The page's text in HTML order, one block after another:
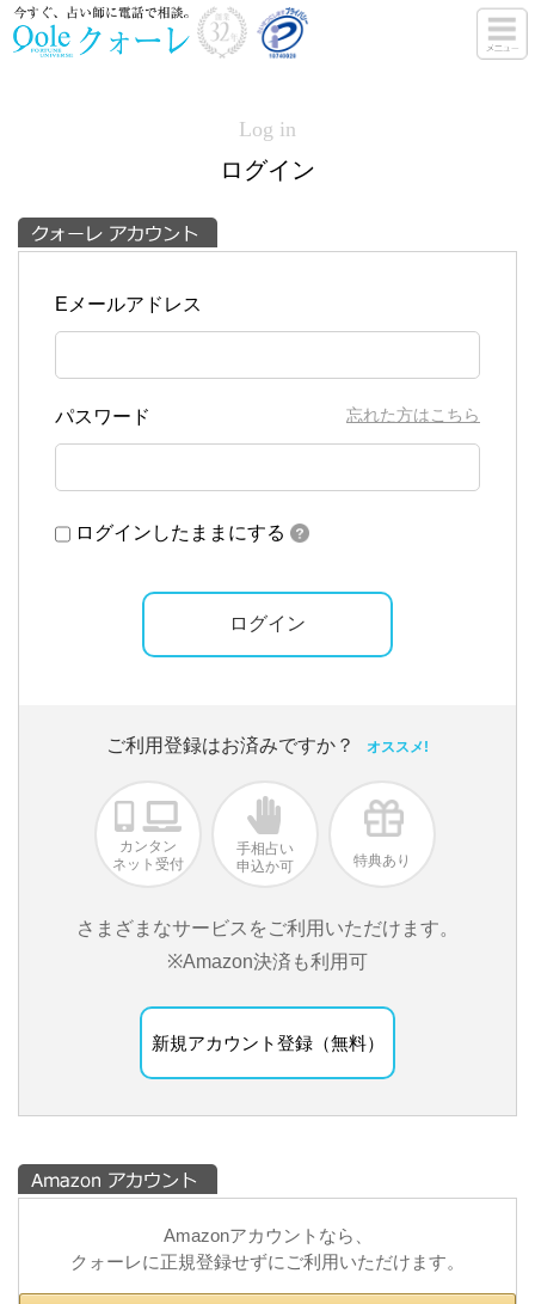
Log in
ログイン
Eメールアドレス
パスワード 忘れた方はこちら
ログインしたままにする
ご利用登録はお済みですか？ オススメ!
カンタン
ネット受付
手相占い
申込か可
特典あり
さまざまなサービスをご利用いただけます。
※Amazon決済も利用可
新規アカウント登録（無料）
Amazonアカウントなら、
クォーレに正規登録せずにご利用いただけます。